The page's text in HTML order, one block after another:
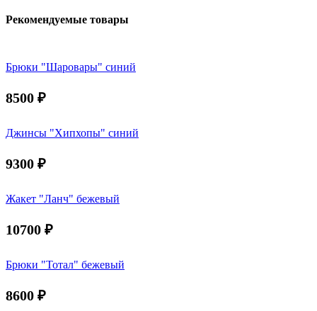
Рекомендуемые товары
Брюки "Шаровары" синий
8500 ₽
Джинсы "Хипхопы" синий
9300 ₽
Жакет "Ланч" бежевый
10700 ₽
Брюки "Тотал" бежевый
8600 ₽